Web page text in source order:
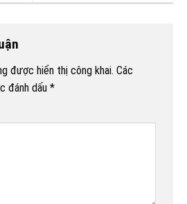
được hiển thị công khai. Các
đánh dấu *